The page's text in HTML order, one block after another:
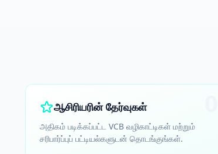
ஆசிரியரின் தேர்வுகள்
அதிகம் படிக்கப்பட்ட VCB வழிகாட்டிகள் மற்றும்
சரிபார்ப்புப் பட்டியல்களுடன் தொடங்குங்கள்.